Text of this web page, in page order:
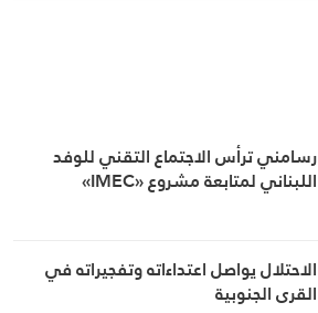
رسامني ترأس الاجتماع التقني للوفد
اللبناني لمتابعة مشروع «IMEC»
الاحتلال يواصل اعتداءاته وتفجيراته في
القرى الجنوبية